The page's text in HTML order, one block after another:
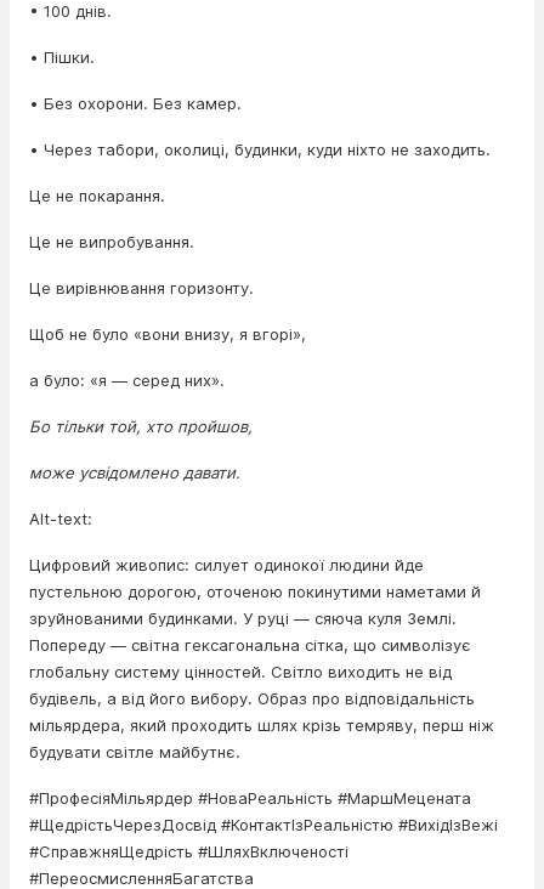
• 100 днів.
• Пішки.
• Без охорони. Без камер.
• Через табори, околиці, будинки, куди ніхто не заходить.
Це не покарання.
Це не випробування.
Це вирівнювання горизонту.
Щоб не було «вони внизу, я вгорі»,
а було: «я — серед них».
Бо тільки той, хто пройшов,
може усвідомлено давати.
Alt-text:
Цифровий живопис: силует одинокої людини йде
пустельною дорогою, оточеною покинутими наметами й
зруйнованими будинками. У руці — сяюча куля Землі.
Попереду — світна гексагональна сітка, що символізує
глобальну систему цінностей. Світло виходить не від
будівель, а від його вибору. Образ про відповідальність
мільярдера, який проходить шлях крізь темряву, перш ніж
будувати світле майбутнє.
#ПрофесіяМільярдер #НоваРеальність #МаршМецената
#ЩедрістьЧерезДосвід #КонтактІзРеальністю #ВихідІзВежі
#СправжняЩедрість #ШляхВключеності
#ПереосмисленняБагатства